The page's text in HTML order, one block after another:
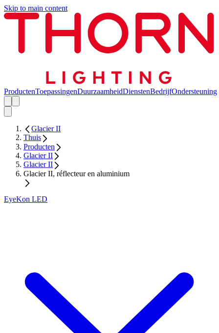
Skip to main content
ProductenToepassingenDuurzaamheidDienstenBedrijfOndersteuning
Glacier II
Thuis
Producten
Glacier II
Glacier II
Glacier II, réflecteur en aluminium
EyeKon LED